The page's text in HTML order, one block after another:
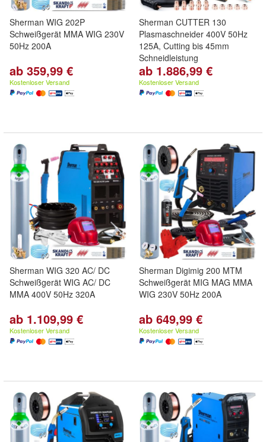
Sherman WIG 202P
Schweißgerät MMA WIG 230V
50Hz 200A
ab 359,99 €
Kostenloser Versand
Sherman CUTTER 130
Plasmaschneider 400V 50Hz
125A, Cutting bis 45mm
Schneidleistung
ab 1.886,99 €
Kostenloser Versand
Sherman WIG 320 AC/ DC
Schweißgerät WIG AC/ DC
MMA 400V 50Hz 320A
ab 1.109,99 €
Kostenloser Versand
Sherman Digimig 200 MTM
Schweißgerät MIG MAG MMA
WIG 230V 50Hz 200A
ab 649,99 €
Kostenloser Versand